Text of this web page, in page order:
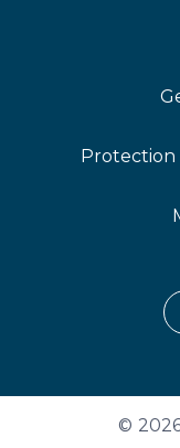
Protection
©